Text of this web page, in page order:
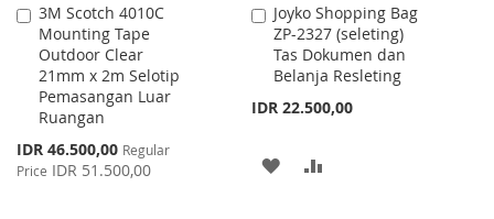
3M Scotch 4010C
Mounting Tape
Outdoor Clear
21mm x 2m Selotip
Pemasangan Luar
Ruangan
Special
Price
IDR 46.500,00 Regular
Price IDR 51.500,00
Add
to
Cart
Joyko Shopping Bag
ZP-2327 (seleting)
Tas Dokumen dan
Belanja Resleting
IDR 22.500,00
Add
to
Cart
ADD